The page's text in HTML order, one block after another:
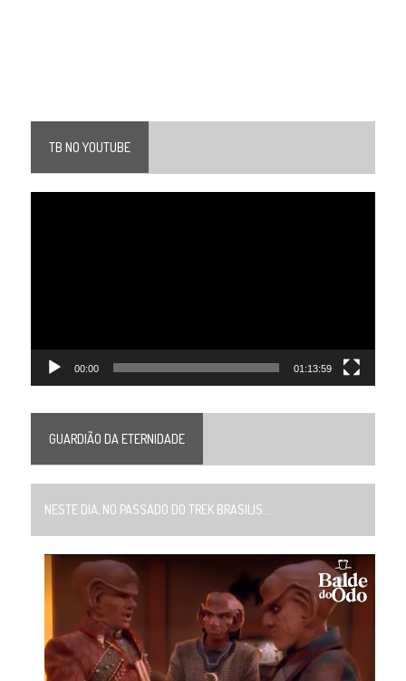
TB NO YOUTUBE
00:00 01:13:59
GUARDIÃO DA ETERNIDADE
NESTE DIA, NO PASSADO DO TREK BRASILIS...